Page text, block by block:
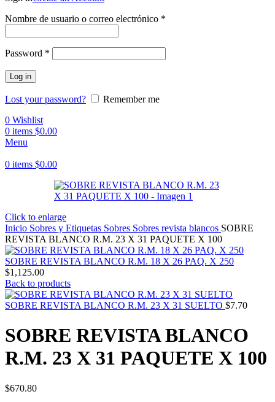
Nombre de usuario o correo electrónico *
Password *
Log in
Lost your password?
Remember me
0 Wishlist
0 items $0.00
Menu
0 items $0.00
Click to enlarge
Inicio Sobres y Etiquetas Sobres Sobres revista blancos SOBRE
REVISTA BLANCO R.M. 23 X 31 PAQUETE X 100
SOBRE REVISTA BLANCO R.M. 18 X 26 PAQ. X 250
$1,125.00
Back to products
SOBRE REVISTA BLANCO R.M. 23 X 31 SUELTO $7.70
SOBRE REVISTA BLANCO
R.M. 23 X 31 PAQUETE X 100
$670.80